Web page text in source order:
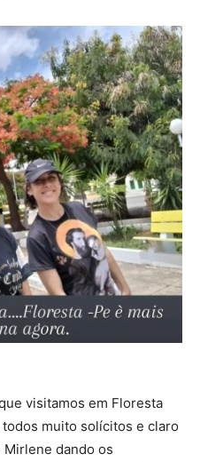
visitamos em Floresta
muito solícitos e claro
Mirlene dando os